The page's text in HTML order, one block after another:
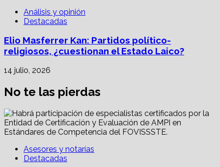
Análisis y opinión
Destacadas
Elio Masferrer Kan: Partidos político-
religiosos, ¿cuestionan el Estado Laico?
14 julio, 2026
No te las pierdas
Asesores y notarías
Destacadas